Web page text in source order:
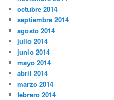
octubre 2014
septiembre 2014
agosto 2014
julio 2014
junio 2014
mayo 2014
abril 2014
marzo 2014
febrero 2014